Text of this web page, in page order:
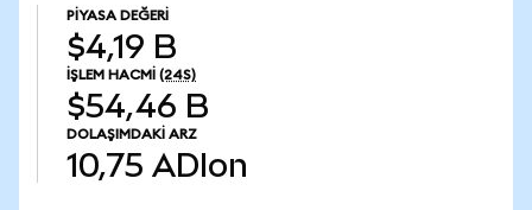
PIYASA DEĞERI
$4,19 B
İŞLEM HACMI (24S)
$54,46 B
DOLAŞIMDAKI ARZ
10,75 ADIon